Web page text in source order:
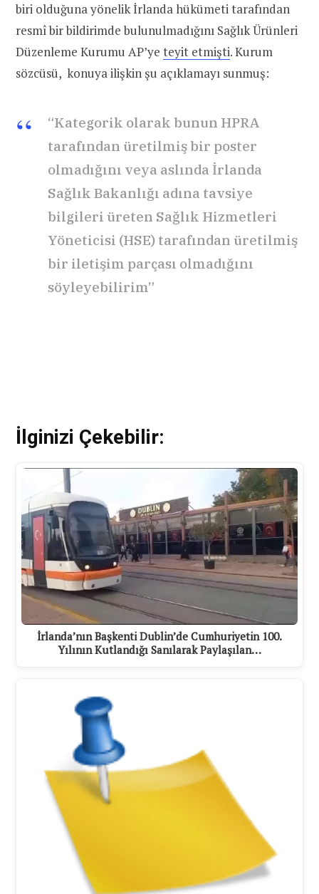
biri olduğuna yönelik İrlanda hükümeti tarafından
resmî bir bildirimde bulunulmadığını Sağlık Ürünleri
Düzenleme Kurumu AP’ye teyit etmişti. Kurum
sözcüsü, konuya ilişkin şu açıklamayı sunmuş:
“Kategorik olarak bunun HPRA
tarafından üretilmiş bir poster
olmadığını veya aslında İrlanda
Sağlık Bakanlığı adına tavsiye
bilgileri üreten Sağlık Hizmetleri
Yöneticisi (HSE) tarafından üretilmiş
bir iletişim parçası olmadığını
söyleyebilirim”
İlginizi Çekebilir:
İrlanda’nın Başkenti Dublin’de Cumhuriyetin 100.
Yılının Kutlandığı Sanılarak Paylaşılan…